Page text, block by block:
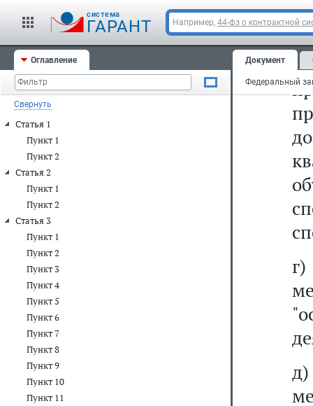
cистема
ГАРАНТ Например, 44-фз о контрактной
Оглавление
Свернуть
Статья 1
Пункт 1
Пункт 2
Статья 2
Пункт 1
Пункт 2
Статья 3
Пункт 1
Пункт 2
Пункт 3
Пункт 4
Пункт 5
Пункт 6
Пункт 7
Пункт 8
Пункт 9
Пункт 10
Пункт 11
Документ